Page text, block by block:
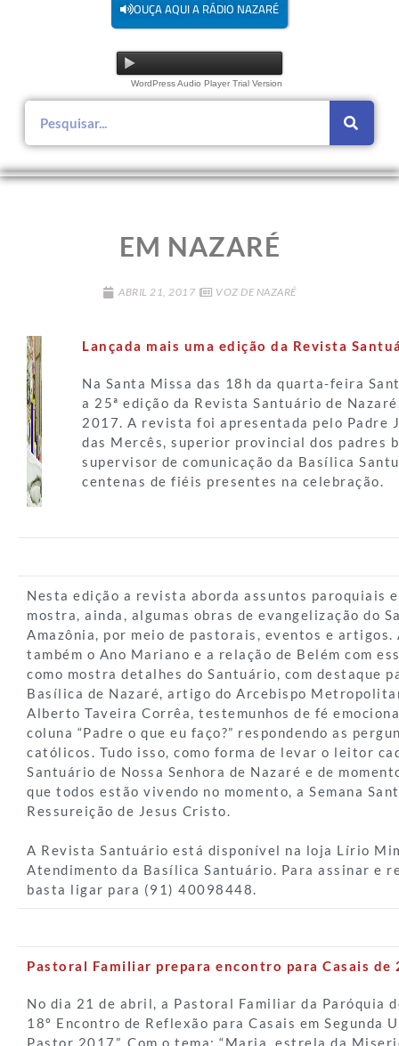
OUÇA AQUI A RÁDIO NAZARÉ
WordPress Audio Player Trial Version
EM NAZARÉ
ABRIL 21, 2017 VOZ DE NAZARÉ
Lançada mais uma edição da Revista
Na Santa Missa das 18h da quarta-feira
a 25ª edição da Revista Santuário de
2017. A revista foi apresentada pelo Padre
das Mercês, superior provincial dos padres
supervisor de comunicação da Basílica
centenas de fiéis presentes na celebração.
Nesta edição a revista aborda assuntos paroquiais
mostra, ainda, algumas obras de evangelização do
Amazônia, por meio de pastorais, eventos e
também o Ano Mariano e a relação de Belém com
como mostra detalhes do Santuário, com destaque
Basílica de Nazaré, artigo do Arcebispo
Alberto Taveira Corrêa, testemunhos de fé
coluna “Padre o que eu faço?” respondendo as
católicos. Tudo isso, como forma de levar o leitor
Santuário de Nossa Senhora de Nazaré e de
que todos estão vivendo no momento, a Semana
Ressureição de Jesus Cristo.
A Revista Santuário está disponível na loja Lírio
Atendimento da Basílica Santuário. Para assinar e
basta ligar para (91) 40098448.
Pastoral Familiar prepara encontro para Casais de
No dia 21 de abril, a Pastoral Familiar da Paróquia
18º Encontro de Reflexão para Casais em Segunda
Pastor 2017”. Com o tema: “Maria, estrela da